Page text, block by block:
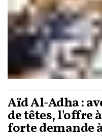
Aïd Al-Adha :
de têtes, l'offre
forte demande